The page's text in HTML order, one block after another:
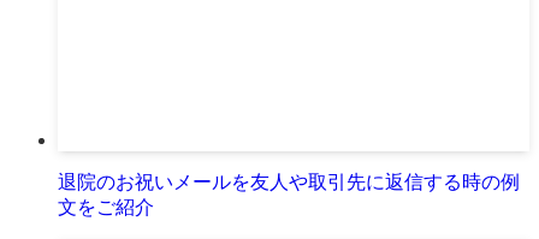
退院のお祝いメールを友人や取引先に返信する時の例
文をご紹介